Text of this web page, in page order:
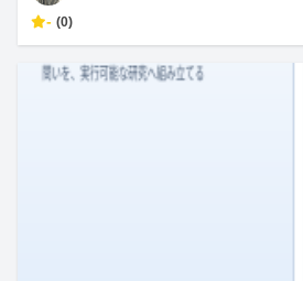
- (0)